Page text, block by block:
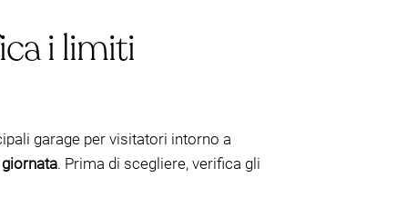
i limiti
garage per visitatori intorno a
giornata. Prima di scegliere, verifica gli